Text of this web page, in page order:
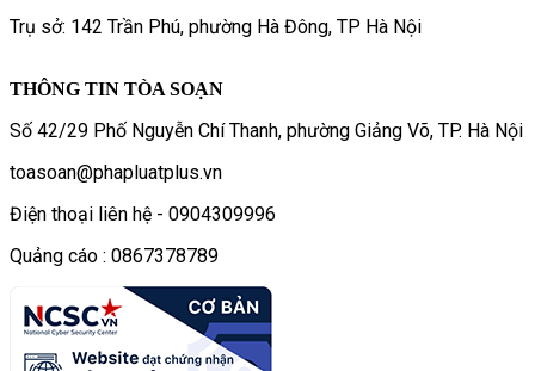
Trụ sở: 142 Trần Phú, phường Hà Đông, TP Hà Nội
THÔNG TIN TÒA SOẠN
Số 42/29 Phố Nguyễn Chí Thanh, phường Giảng Võ, TP. Hà Nội
toasoan@phapluatplus.vn
Điện thoại liên hệ - 0904309996
Quảng cáo : 0867378789